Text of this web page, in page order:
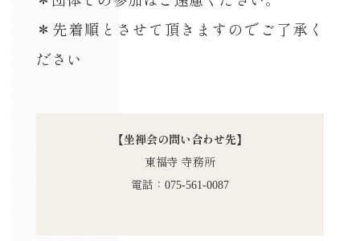
＊先着順とさせて頂きますのでご了承く
ださい
【坐禅会の問い合わせ先】
東福寺 寺務所
電話：075-561-0087